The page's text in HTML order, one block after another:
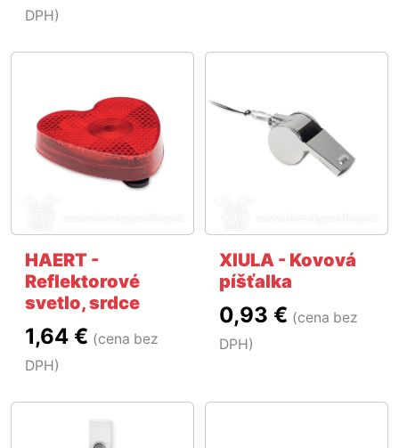
DPH)
HAERT -
Reflektorové
svetlo, srdce
1,64 € (cena bez
DPH)
XIULA - Kovová
píšťalka
0,93 € (cena bez
DPH)